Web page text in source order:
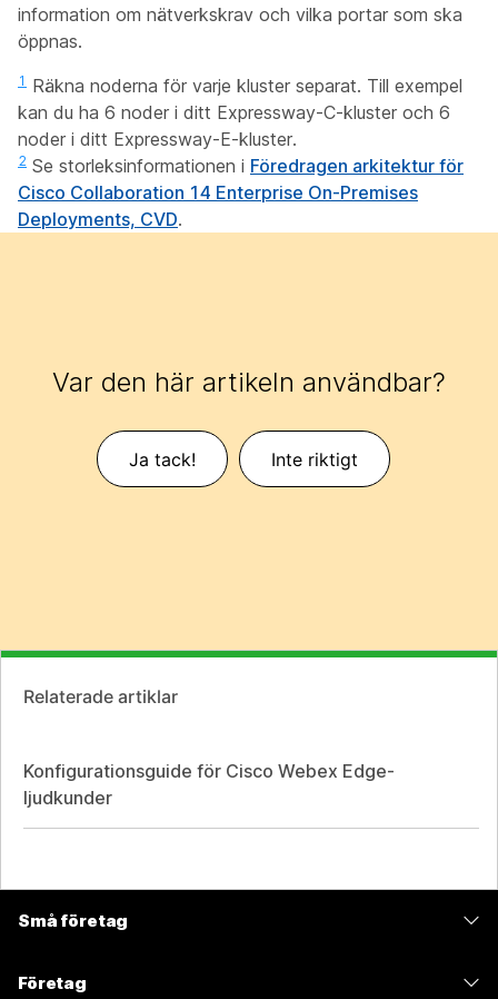
information om nätverkskrav och vilka portar som ska
öppnas.
1 Räkna noderna för varje kluster separat. Till exempel
kan du ha 6 noder i ditt Expressway-C-kluster och 6
noder i ditt Expressway-E-kluster.
2 Se storleksinformationen i Föredragen arkitektur för
Cisco Collaboration 14 Enterprise On-Premises
Deployments, CVD.
Var den här artikeln användbar?
Ja tack! Inte riktigt
Relaterade artiklar
Konfigurationsguide för Cisco Webex Edge-
ljudkunder
Små företag
Företag